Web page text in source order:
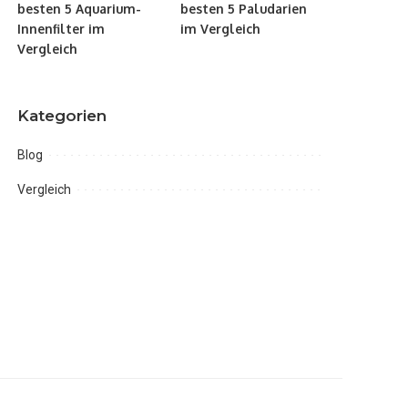
besten 5 Aquarium-
Innenfilter im
Vergleich
besten 5 Paludarien
im Vergleich
Kategorien
Blog
Vergleich